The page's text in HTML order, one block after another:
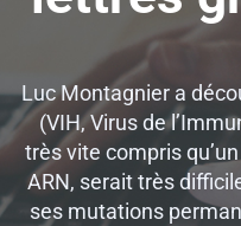
Luc Montagnier a
(VIH, Virus de
très vite compris
ARN, serait très
ses mutations